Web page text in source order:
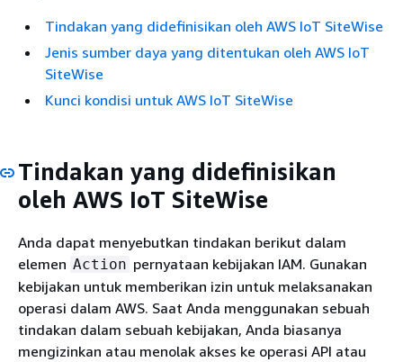
Tindakan yang didefinisikan oleh AWS IoT SiteWise
Jenis sumber daya yang ditentukan oleh AWS IoT
SiteWise
Kunci kondisi untuk AWS IoT SiteWise
Tindakan yang didefinisikan
oleh AWS IoT SiteWise
Anda dapat menyebutkan tindakan berikut dalam
elemen Action pernyataan kebijakan IAM. Gunakan
kebijakan untuk memberikan izin untuk melaksanakan
operasi dalam AWS. Saat Anda menggunakan sebuah
tindakan dalam sebuah kebijakan, Anda biasanya
mengizinkan atau menolak akses ke operasi API atau